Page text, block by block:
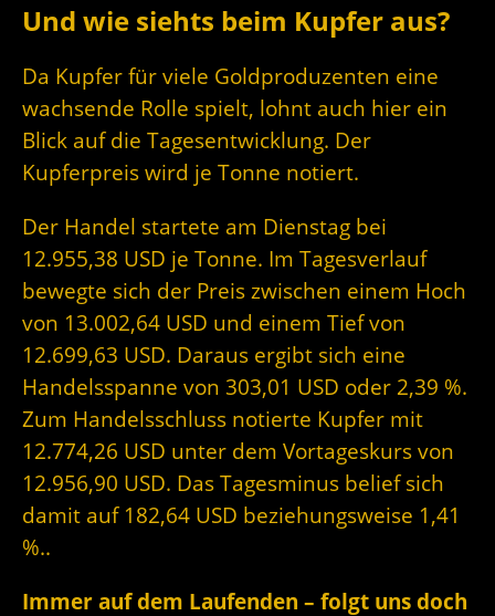
Und wie siehts beim Kupfer aus?
Da Kupfer für viele Goldproduzenten eine
wachsende Rolle spielt, lohnt auch hier ein
Blick auf die Tagesentwicklung. Der
Kupferpreis wird je Tonne notiert.
Der Handel startete am Dienstag bei
12.955,38 USD je Tonne. Im Tagesverlauf
bewegte sich der Preis zwischen einem Hoch
von 13.002,64 USD und einem Tief von
12.699,63 USD. Daraus ergibt sich eine
Handelsspanne von 303,01 USD oder 2,39 %.
Zum Handelsschluss notierte Kupfer mit
12.774,26 USD unter dem Vortageskurs von
12.956,90 USD. Das Tagesminus belief sich
damit auf 182,64 USD beziehungsweise 1,41
%..
Immer auf dem Laufenden – folgt uns doch